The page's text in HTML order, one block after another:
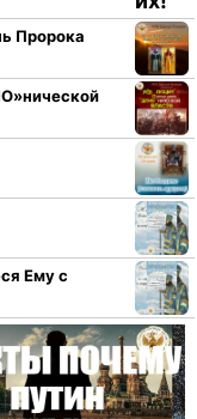
Пророка
Ему с